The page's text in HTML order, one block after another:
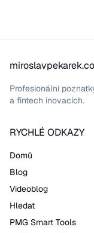
Profesionální
a fintech inovacích.
RYCHLÉ ODKAZY
Domů
Blog
Videoblog
Hledat
PMG Smart Tools